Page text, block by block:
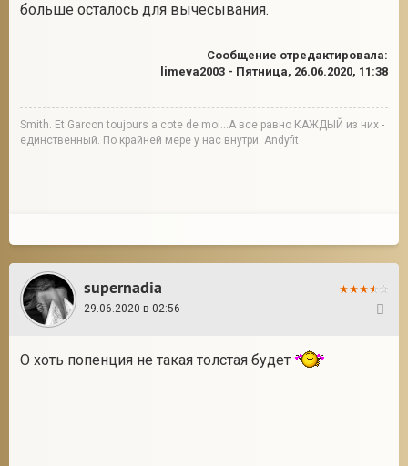
больше осталось для вычесывания.
Сообщение отредактировала:
limeva2003 - Пятница, 26.06.2020, 11:38
Smith. Et Garcon toujours a cote de moi...А все равно КАЖДЫЙ из них -
единственный. По крайней мере у нас внутри. Andyfit
supernadia
29.06.2020 в 02:56
О хоть попенция не такая толстая будет